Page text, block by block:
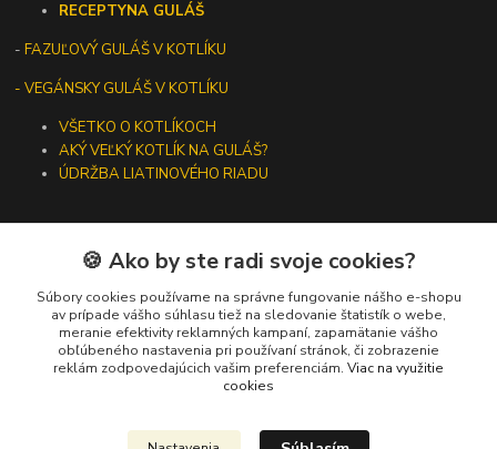
RECEPTYNA GULÁŠ
-FAZUĽOVÝ GULÁŠ V KOTLÍKU
- VEGÁNSKY GULÁŠ V KOTLÍKU
VŠETKO O KOTLÍKOCH
AKÝ VEĽKÝ KOTLÍK NA GULÁŠ?
ÚDRŽBA LIATINOVÉHO RIADU
Kontakty
+421 919 275 553
(Po-Pia, 10-13 hod.)
🍪 Ako by ste radi svoje cookies?
Súbory cookies používame na správne fungovanie nášho e-shopu
av prípade vášho súhlasu tiež na sledovanie štatistík o webe,
meranie efektivity reklamných kampaní, zapamätanie vášho
obľúbeného nastavenia pri používaní stránok, či zobrazenie
reklám zodpovedajúcich vašim preferenciám. Viac na využitie
cookies